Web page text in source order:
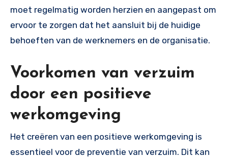
moet regelmatig worden herzien en aangepast om
ervoor te zorgen dat het aansluit bij de huidige
behoeften van de werknemers en de organisatie.
Voorkomen van verzuim
door een positieve
werkomgeving
Het creëren van een positieve werkomgeving is
essentieel voor de preventie van verzuim. Dit kan